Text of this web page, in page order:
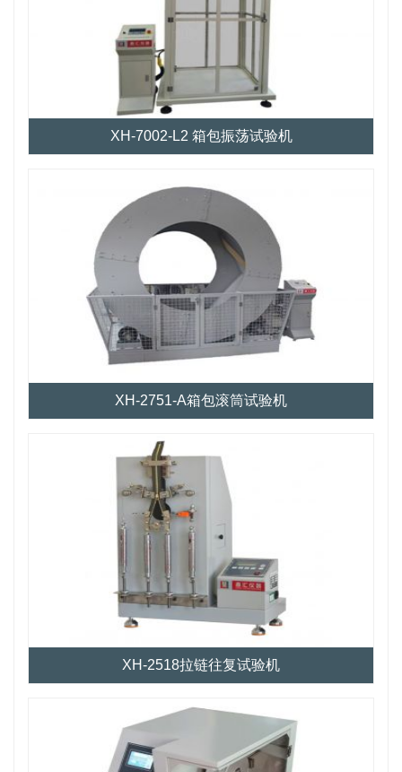
XH-7002-L2 箱包振荡试验机
XH-2751-A箱包滚筒试验机
XH-2518拉链往复试验机